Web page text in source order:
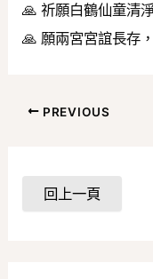
🙏 祈願白鶴仙童清
🙏 願兩宮宮誼長存
PREVIOUS